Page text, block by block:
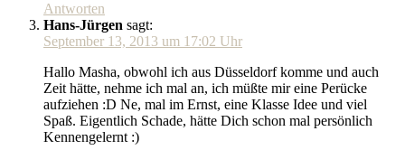
Antworten
Hans-Jürgen sagt:
September 13, 2013 um 17:02 Uhr
Hallo Masha, obwohl ich aus Düsseldorf komme und auch
Zeit hätte, nehme ich mal an, ich müßte mir eine Perücke
aufziehen :D Ne, mal im Ernst, eine Klasse Idee und viel
Spaß. Eigentlich Schade, hätte Dich schon mal persönlich
Kennengelernt :)